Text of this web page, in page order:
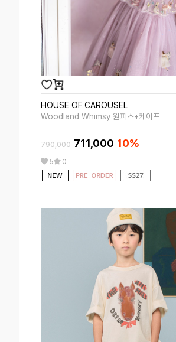
HOUSE OF CAROUSEL
Woodland Whimsy 원피스+케이프
790,000 711,000 10%
5 0